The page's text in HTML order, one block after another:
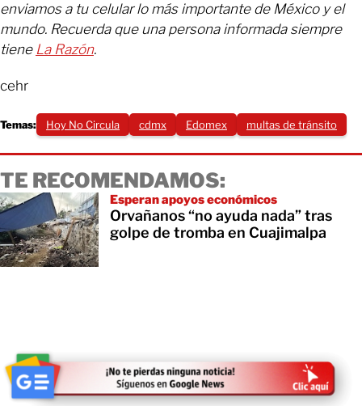
enviamos a tu celular lo más importante de México y el
mundo. Recuerda que una persona informada siempre
tiene La Razón.
cehr
Temas: Hoy No Circula cdmx Edomex multas de tránsito
TE RECOMENDAMOS:
Esperan apoyos económicos
Orvañanos “no ayuda nada” tras
golpe de tromba en Cuajimalpa